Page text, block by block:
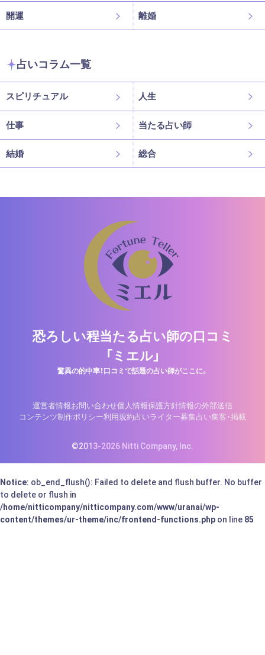
開運 離婚
占いコラム一覧
スピリチュアル 人生
仕事 当たる占い師
結婚 総合
恐ろしい程当たる占い師の口コミ
「ミエル」
驚異の的中率！口コミで話題の占い師がここに。
運営者情報お問い合わせ個人情報保護方針情報の外部送信
コンテンツ制作ポリシー利用規約占いライター募集占い集客・掲載
©2013-2026 Nitti Company, Inc.
Notice: ob_end_flush(): Failed to delete and flush buffer. No buffer
to delete or flush in
/home/nitticompany/nitticompany.com/www/uranai/wp-
content/themes/ur-theme/inc/frontend-functions.php on line 85